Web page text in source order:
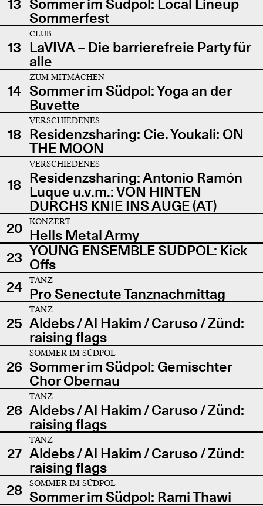
13 Sommer im Südpol: Local Lineup
Sommerfest
13
CLUB
LaVIVA – Die barrierefreie Party für
alle
14
ZUM MITMACHEN
Sommer im Südpol: Yoga an der
Buvette
18
VERSCHIEDENES
Residenzsharing: Cie. Youkali: ON
THE MOON
18
VERSCHIEDENES
Residenzsharing: Antonio Ramón
Luque u.v.m.: VON HINTEN
DURCHS KNIE INS AUGE (AT)
20
KONZERT
Hells Metal Army
23 YOUNG ENSEMBLE SÜDPOL: Kick
Offs
24
TANZ
Pro Senectute Tanznachmittag
25
TANZ
Aldebs / Al Hakim / Caruso / Zünd:
raising flags
26
SOMMER IM SÜDPOL
Sommer im Südpol: Gemischter
Chor Obernau
26
TANZ
Aldebs / Al Hakim / Caruso / Zünd:
raising flags
27
TANZ
Aldebs / Al Hakim / Caruso / Zünd:
raising flags
28
SOMMER IM SÜDPOL
Sommer im Südpol: Rami Thawi